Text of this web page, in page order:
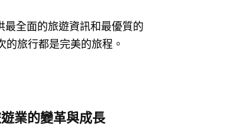
全面的旅遊資訊和最優質的
旅行都是完美的旅程。
業的變革與成長